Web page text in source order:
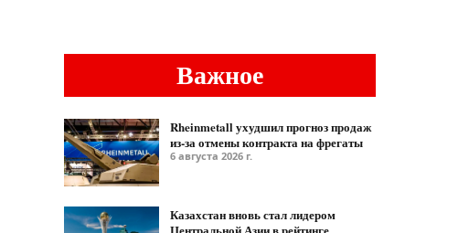
Важное
Rheinmetall ухудшил прогноз продаж
из-за отмены контракта на фрегаты
6 августа 2026 г.
Казахстан вновь стал лидером